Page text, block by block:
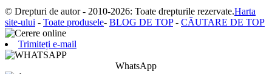
© Drepturi de autor - 2010-2026: Toate drepturile rezervate.Harta
site-ului - Toate produsele- BLOG DE TOP- CĂUTARE DE TOP
Trimiteți e-mail
WhatsApp